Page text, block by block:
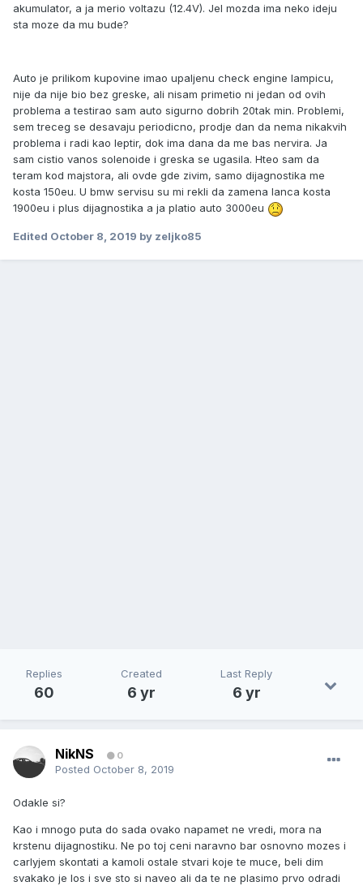
akumulator, a ja merio voltazu (12.4V). Jel mozda ima neko ideju
sta moze da mu bude?
Auto je prilikom kupovine imao upaljenu check engine lampicu,
nije da nije bio bez greske, ali nisam primetio ni jedan od ovih
problema a testirao sam auto sigurno dobrih 20tak min. Problemi,
sem treceg se desavaju periodicno, prodje dan da nema nikakvih
problema i radi kao leptir, dok ima dana da me bas nervira. Ja
sam cistio vanos solenoide i greska se ugasila. Hteo sam da
teram kod majstora, ali ovde gde zivim, samo dijagnostika me
kosta 150eu. U bmw servisu su mi rekli da zamena lanca kosta
1900eu i plus dijagnostika a ja platio auto 3000eu
Edited October 8, 2019 by zeljko85
Replies
60
Created
6 yr
Last Reply
6 yr
NikNS 0
Posted October 8, 2019
Odakle si?
Kao i mnogo puta do sada ovako napamet ne vredi, mora na
krstenu dijagnostiku. Ne po toj ceni naravno bar osnovno mozes i
carlyjem skontati a kamoli ostale stvari koje te muce, beli dim
svakako je los i sve sto si naveo ali da te ne plasimo prvo odradi